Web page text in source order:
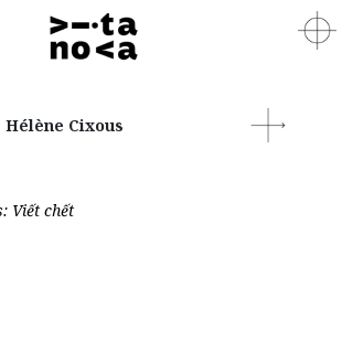
Hélène Cixous
Viết chết